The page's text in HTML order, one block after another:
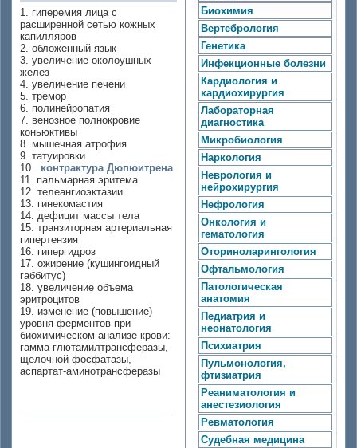
1. гиперемия лица с
расширенной сетью кожных
капилляров
2. обложенный язык
3. увеличение околоушных
желез
4. увеличение печени
5. тремор
6. полинейропатия
7. венозное полнокровие
коньюктивы
8. мышечная атрофия
9. татуировки
10.
контрактура Дюпюитрена
11. пальмарная эритема
12. телеангиоэктазии
13. гинекомастия
14. дефицит массы тела
15. транзиторная артериальная
гипертензия
16. гипергидроз
17. ожирение (кушингоидный
габбитус)
18. увеличение объема
эритроцитов
19. изменение (повышение)
уровня ферментов при
биохимическом анализе крови:
гамма-глютамилтрансферазы,
щелочной фосфатазы,
аспартат-аминотрансферазы
Биохимия
Вертебрология
Генетика
Инфекционные болезни
Кардиология и
кардиохирургия
Лабораторная
диагностика
Микробиология
Наркология
Неврология и
нейрохирургия
Нефрология
Онкология и
гематология
Оториноларингология
Офтальмология
Патологическая
анатомия
Педиатрия и
неонатология
Психиатрия
Пульмонология,
фтизиатрия
Реаниматология и
анестезиология
Ревматология
Судебная медицина